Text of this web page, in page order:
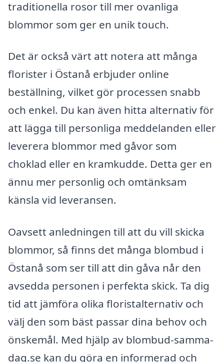
traditionella rosor till mer ovanliga
blommor som ger en unik touch.
Det är också värt att notera att många
florister i Östanå erbjuder online
beställning, vilket gör processen snabb
och enkel. Du kan även hitta alternativ för
att lägga till personliga meddelanden eller
leverera blommor med gåvor som
choklad eller en kramkudde. Detta ger en
ännu mer personlig och omtänksam
känsla vid leveransen.
Oavsett anledningen till att du vill skicka
blommor, så finns det många blombud i
Östanå som ser till att din gåva når den
avsedda personen i perfekta skick. Ta dig
tid att jämföra olika floristalternativ och
välj den som bäst passar dina behov och
önskemål. Med hjälp av blombud-samma-
dag.se kan du göra en informerad och